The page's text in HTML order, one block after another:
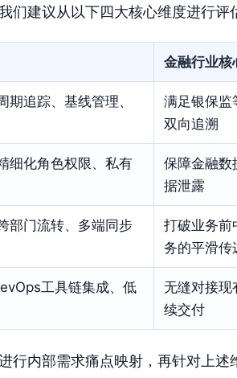
们建议从以下四大核心维度进行评
金融行业核
期追踪、基线管理、
满足银保监
双向追溯
细化角色权限、私有
保障金融数
据泄露
部门流转、多端同步
打破业务前
务的平滑传
工具链集成、低
无缝对接现
续交付
行内部需求痛点映射，再针对上